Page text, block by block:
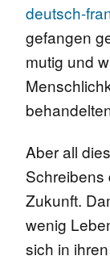
deutsch-
gefangen
mutig und
Aber all
Schreibens
Zukunft.
wenig
sich in